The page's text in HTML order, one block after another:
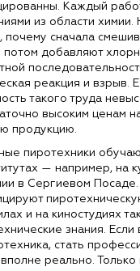
Каждый
из области химии.
почему сначала
потом добавляют
реакция и взрыв.
такого труда
высоким ценам
продукцию.
пиротехники
— например, на
в Сергиевом Посаде.
и на киностудиях
знания. Если
стать
реально.